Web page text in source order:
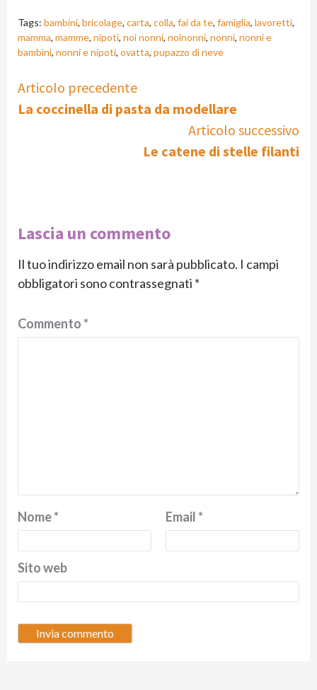
Tags: bambini, bricolage, carta, colla, fai da te, famiglia, lavoretti,
mamma, mamme, nipoti, noi nonni, noinonni, nonni, nonni e
bambini, nonni e nipoti, ovatta, pupazzo di neve
Continue
Reading
Articolo precedente
La coccinella di pasta da modellare
Articolo successivo
Le catene di stelle filanti
Lascia un commento
Il tuo indirizzo email non sarà pubblicato. I campi
obbligatori sono contrassegnati *
Commento*
Nome* Email*
Sito web